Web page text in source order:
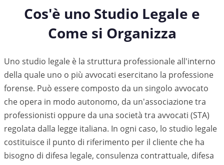
Cos'è uno Studio Legale e
Come si Organizza
Uno studio legale è la struttura professionale all'interno
della quale uno o più avvocati esercitano la professione
forense. Può essere composto da un singolo avvocato
che opera in modo autonomo, da un'associazione tra
professionisti oppure da una società tra avvocati (STA)
regolata dalla legge italiana. In ogni caso, lo studio legale
costituisce il punto di riferimento per il cliente che ha
bisogno di difesa legale, consulenza contrattuale, difesa